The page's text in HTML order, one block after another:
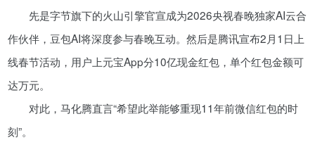
排名第一，年营收170亿，业绩增
速堪称疯狂！
10-16
资鲸精选 | 一分钟简单粗暴秒懂“科
先是字节旗下的火山引擎官宣成为2026央视春晚独家AI云合
作伙伴，豆包AI将深度参与春晚互动。然后是腾讯宣布2月1日上
线春节活动，用户上元宝App分10亿现金红包，单个红包金额可
达万元。
对此，马化腾直言“希望此举能够重现11年前微信红包的时
刻”。